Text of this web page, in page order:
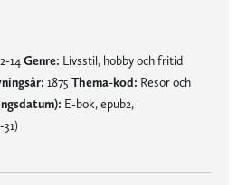
14 Genre: Livsstil, hobby och fritid
1875 Thema-kod: Resor och
E-bok, epub2,
31)